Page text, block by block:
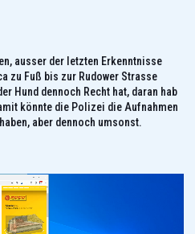
ausser der letzten Erkenntnisse
zu Fuß bis zur Rudower Strasse
Hund dennoch Recht hat, daran hab
könnte die Polizei die Aufnahmen
aber dennoch umsonst.